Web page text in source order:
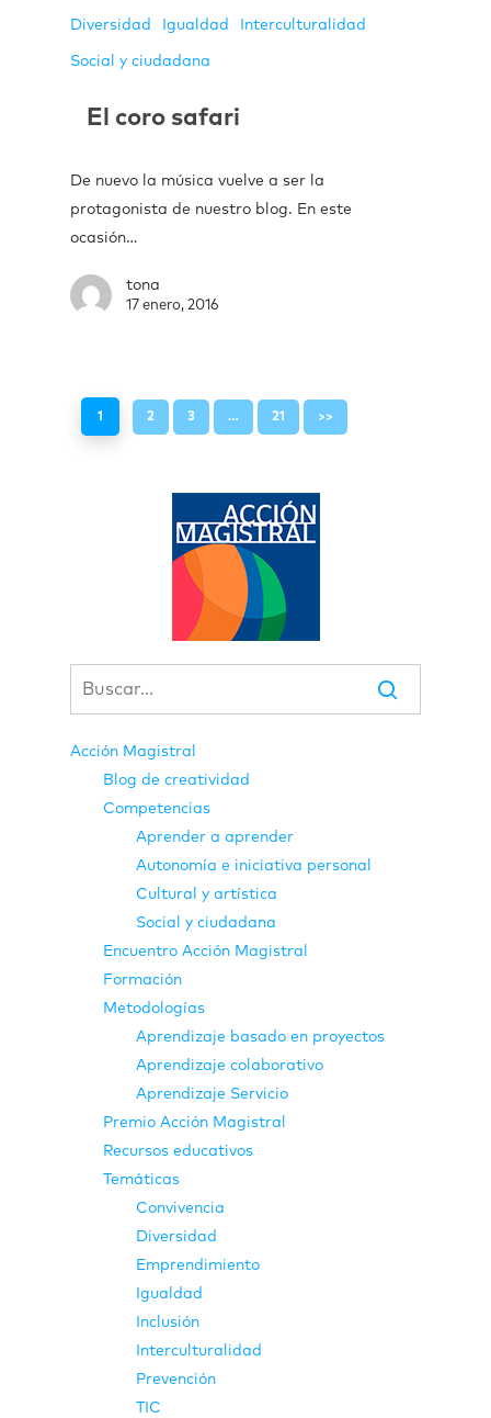
Diversidad Igualdad Interculturalidad
Social y ciudadana
El coro safari
De nuevo la música vuelve a ser la
protagonista de nuestro blog. En este
ocasión…
tona
17 enero, 2016
1 2 3 … 21 >>
Acción Magistral
Blog de creatividad
Competencias
Aprender a aprender
Autonomía e iniciativa personal
Cultural y artística
Social y ciudadana
Encuentro Acción Magistral
Formación
Metodologías
Aprendizaje basado en proyectos
Aprendizaje colaborativo
Aprendizaje Servicio
Premio Acción Magistral
Recursos educativos
Temáticas
Convivencia
Diversidad
Emprendimiento
Igualdad
Inclusión
Interculturalidad
Prevención
TIC